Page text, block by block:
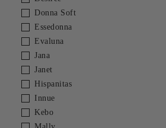
Donna Soft
Essedonna
Evaluna
Jana
Janet
Hispanitas
Innue
Kebo